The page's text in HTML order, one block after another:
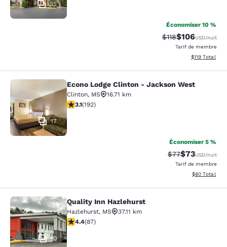
35
Économiser 10 %
Tarif barré :
$118Tarif réduit :
$106USD/nuit
Tarif de membre
Afficher les
$119 Total
Econo Lodge Clinton - Jackson
17
Econo Lodge Clinton - Jackson West
Clinton, MS
16.71 km
3.14 étoiles. Bien. 192 commentaires
3.1(192)
Économiser 5 %
Tarif barré :
$77Tarif réduit :
$73USD/nuit
Tarif de membre
Afficher les
$80 Total
Quality Inn Hazlehurst
10
Quality Inn Hazlehurst
Hazlehurst, MS
37.11 km
4.4 étoiles. Excellent. 87 commentaires
4.4(87)